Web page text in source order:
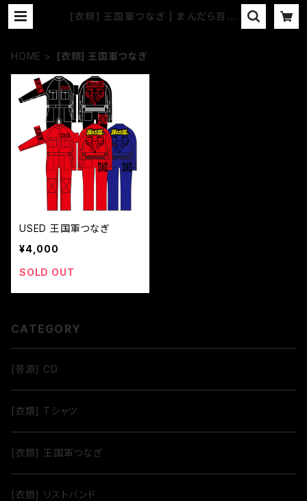
[衣類] 王国軍つなぎ | まんだら百貨
HOME [衣類] 王国軍つなぎ
USED 王国軍つなぎ
¥4,000
SOLD OUT
CATEGORY
[音源] CD
[衣類] Tシャツ
[衣類] 王国軍つなぎ
[衣類] リストバンド